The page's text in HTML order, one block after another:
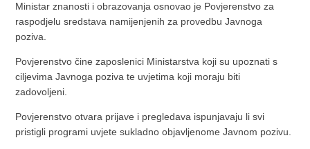
Ministar znanosti i obrazovanja osnovao je Povjerenstvo za
raspodjelu sredstava namijenjenih za provedbu Javnoga
poziva.
Povjerenstvo čine zaposlenici Ministarstva koji su upoznati s
ciljevima Javnoga poziva te uvjetima koji moraju biti
zadovoljeni.
Povjerenstvo otvara prijave i pregledava ispunjavaju li svi
pristigli programi uvjete sukladno objavljenome Javnom pozivu.